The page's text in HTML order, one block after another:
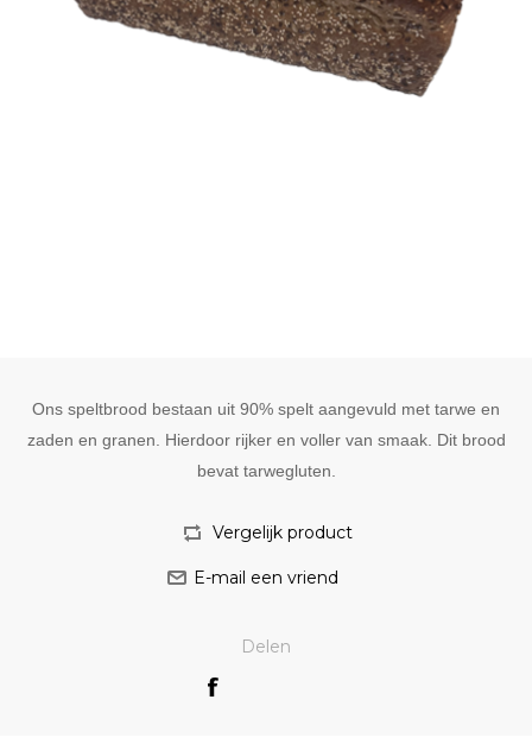
Ons speltbrood bestaan uit 90% spelt aangevuld met tarwe en
zaden en granen. Hierdoor rijker en voller van smaak. Dit brood
bevat tarwegluten.
Delen